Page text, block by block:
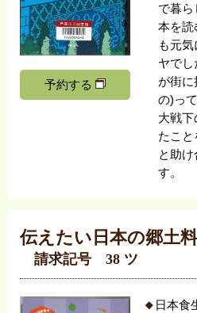
予約する
で暮
本を読
も元
ヤでし
が街に
の)っ
大戦下
たこ
と助
す。
伝えたい日本の郷土
請求記号 38 ツ
日本食